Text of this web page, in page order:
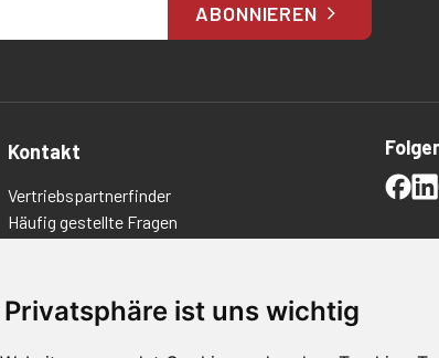
Privatsphäre ist uns wichtig
ABONNIEREN
Kontakt
Vertriebspartnerfinder
Häufig gestellte Fragen
Richtlinien/AGBs